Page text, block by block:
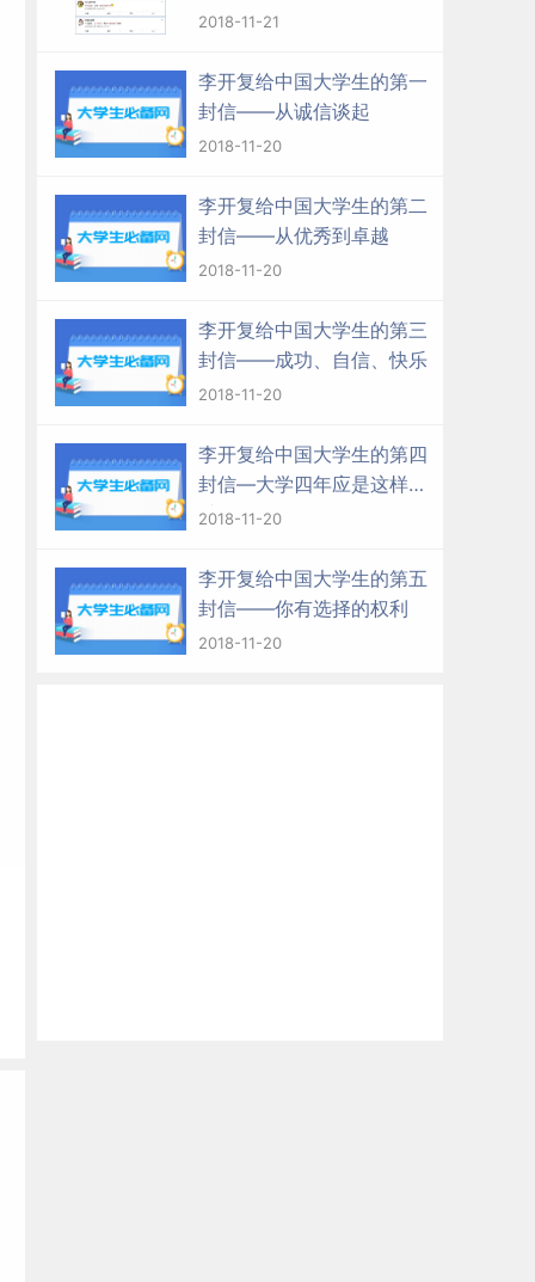
2018-11-21
李开复给中国大学生的第一
封信——从诚信谈起
2018-11-20
李开复给中国大学生的第二
封信——从优秀到卓越
2018-11-20
李开复给中国大学生的第三
封信——成功、自信、快乐
2018-11-20
李开复给中国大学生的第四
封信—大学四年应是这样度
过
2018-11-20
李开复给中国大学生的第五
封信——你有选择的权利
2018-11-20